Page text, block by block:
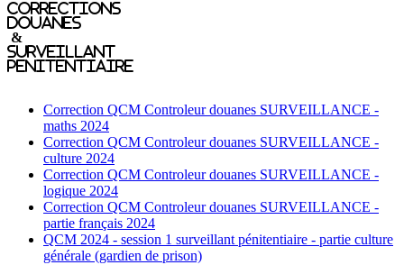
Corrections
Douanes
&
Surveillant
penitentiaire
Correction QCM Controleur douanes SURVEILLANCE -
maths 2024
Correction QCM Controleur douanes SURVEILLANCE -
culture 2024
Correction QCM Controleur douanes SURVEILLANCE -
logique 2024
Correction QCM Controleur douanes SURVEILLANCE -
partie français 2024
QCM 2024 - session 1 surveillant pénitentiaire - partie culture
générale (gardien de prison)